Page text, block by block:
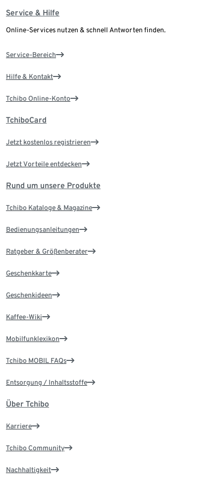
Service & Hilfe
Online-Services nutzen & schnell Antworten finden.
Service-Bereich
Hilfe & Kontakt
Tchibo Online-Konto
TchiboCard
Jetzt kostenlos registrieren
Jetzt Vorteile entdecken
Rund um unsere Produkte
Tchibo Kataloge & Magazine
Bedienungsanleitungen
Ratgeber & Größenberater
Geschenkkarte
Geschenkideen
Kaffee-Wiki
Mobilfunklexikon
Tchibo MOBIL FAQs
Entsorgung / Inhaltsstoffe
Über Tchibo
Karriere
Tchibo Community
Nachhaltigkeit